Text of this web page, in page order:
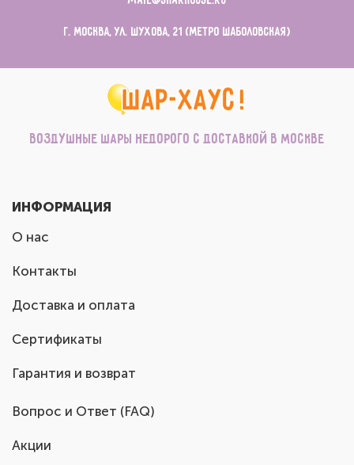
г. Москва, ул. Шухова, 21 (метро Шаболовская)
Воздушные шары недорого с доставкой в Москве
ИНФОРМАЦИЯ
О нас
Контакты
Доставка и оплата
Сертификаты
Гарантия и возврат
Вопрос и Ответ (FAQ)
Акции